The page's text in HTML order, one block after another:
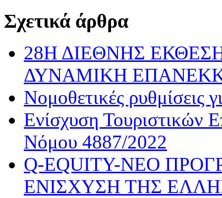
Σχετικά άρθρα
28Η ΔΙΕΘΝΗΣ ΕΚΘΕΣΗ
ΔΥΝΑΜΙΚΗ
Νομοθετικές ρυθμίσεις
Ενίσχυση Τουριστικών
Νόμου 4887/2022
Q-EQUITY-ΝΕΟ
ΕΝΙΣΧΥΣΗ ΤΗΣ